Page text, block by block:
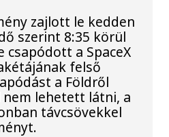
zajlott le kedden
szerint 8:35 körül
csapódott a SpaceX
felső
a Földről
nem lehetett látni, a
távcsövekkel